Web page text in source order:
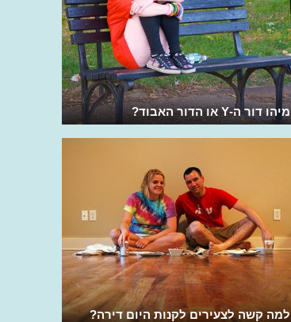
מיהו דור ה-Y או הדור האבוד?
למה קשה לצעירים לקנות היום דירה?